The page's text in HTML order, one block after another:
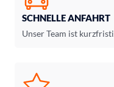
SCHNELLE ANFAHRT
Unser Team ist